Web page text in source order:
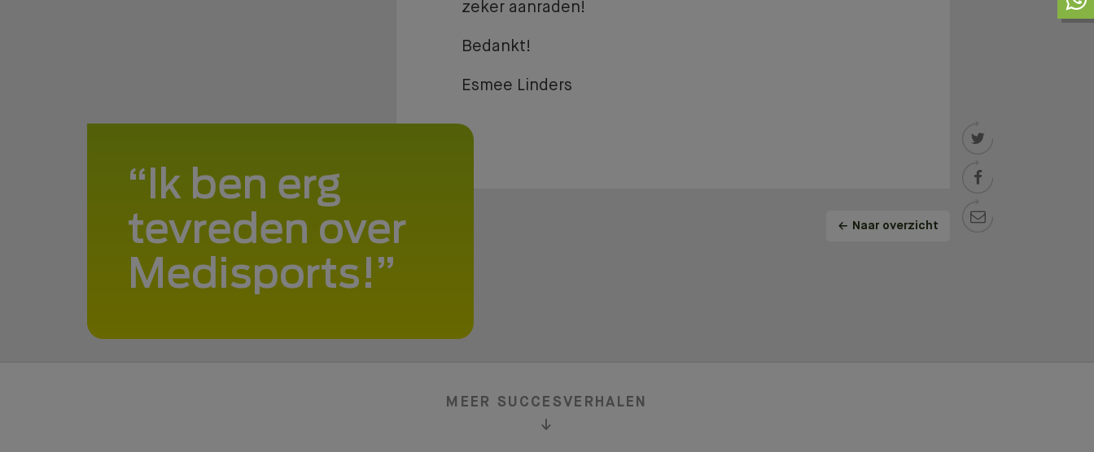
zeker aanraden!
Bedankt!
Esmee Linders
Ik ben erg
tevreden over
Medisports!



Naar overzicht
MEER SUCCESVERHALEN
en goed gevoel!